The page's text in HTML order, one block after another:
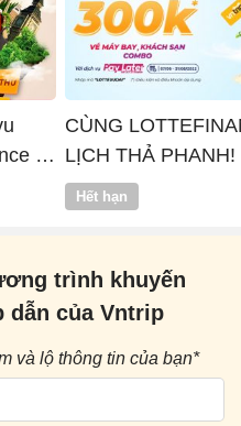
x
CÙNG
LỊCH THẢ PHANH!
Hết hạn
trình khuyến
dẫn của Vntrip
và lộ thông tin của bạn*